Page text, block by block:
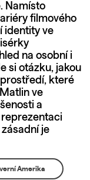
Namísto
filmového
identity ve
na osobní i
si otázku, jakou
které
ve
a
je
Amerika